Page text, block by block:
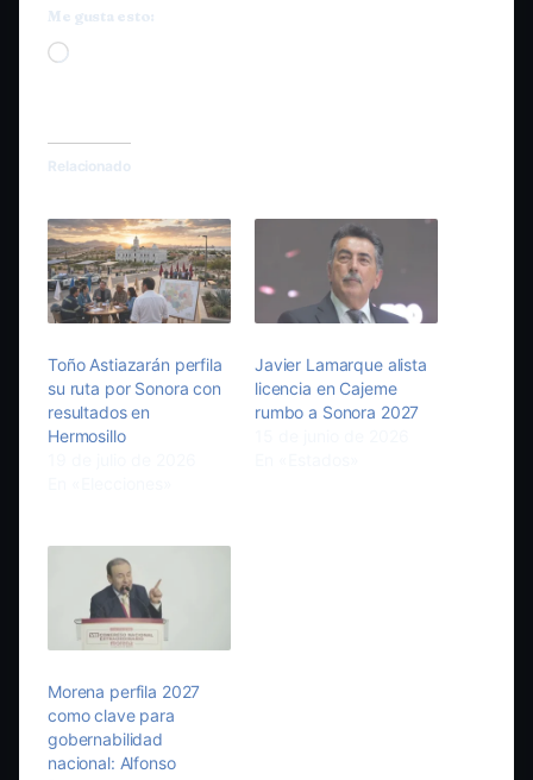
Me gusta esto:
Cargando...
Relacionado
Toño Astiazarán perfila
su ruta por Sonora con
resultados en
Hermosillo
Javier Lamarque alista
licencia en Cajeme
rumbo a Sonora 2027
Morena perfila 2027
como clave para
gobernabilidad
nacional: Alfonso